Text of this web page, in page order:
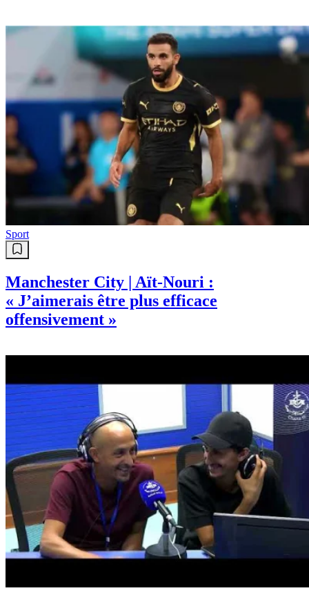
Sport
Manchester City | Aït-Nouri :
« J’aimerais être plus efficace
offensivement »